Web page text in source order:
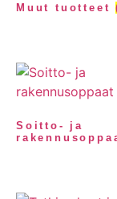
Muut tuotteet
Soitto- ja